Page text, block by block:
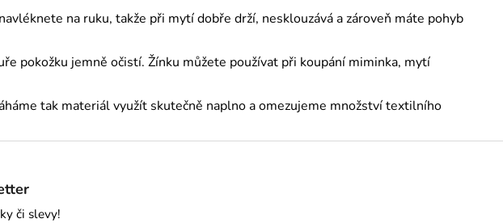
na ruku, takže při mytí dobře drží, nesklouzává a zároveň máte pohyb
pokožku jemně očistí. Žínku můžete používat při koupání miminka, mytí
tak materiál využít skutečně naplno a omezujeme množství textilního
či slevy!